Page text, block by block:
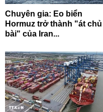
Chuyên gia: Eo biển
Hormuz trở thành "át chủ
bài" của Iran...